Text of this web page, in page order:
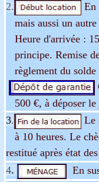
2.
En
mais aussi un
Heure d'arrivée :
principe. Remise
règlement du
500 €, à déposer
3.
Le
à 10 heures. Le
restitué après état
4.
En